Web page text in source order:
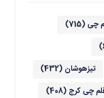
(715)
تیزهوشان(432)
کرج (408)